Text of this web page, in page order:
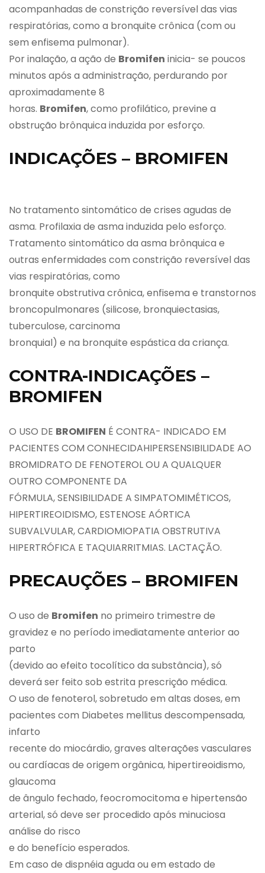
acompanhadas de constrição reversível das vias
respiratórias, como a bronquite crônica (com ou
sem enfisema pulmonar).
Por inalação, a ação de Bromifen inicia- se poucos
minutos após a administração, perdurando por
aproximadamente 8
horas. Bromifen, como profilático, previne a
obstrução brônquica induzida por esforço.
INDICAÇÕES – BROMIFEN
No tratamento sintomático de crises agudas de
asma. Profilaxia de asma induzida pelo esforço.
Tratamento sintomático da asma brônquica e
outras enfermidades com constrição reversível das
vias respiratórias, como
bronquite obstrutiva crônica, enfisema e transtornos
broncopulmonares (silicose, bronquiectasias,
tuberculose, carcinoma
bronquial) e na bronquite espástica da criança.
CONTRA-INDICAÇÕES –
BROMIFEN
O USO DE BROMIFEN É CONTRA- INDICADO EM
PACIENTES COM CONHECIDAHIPERSENSIBILIDADE AO
BROMIDRATO DE FENOTEROL OU A QUALQUER
OUTRO COMPONENTE DA
FÓRMULA, SENSIBILIDADE A SIMPATOMIMÉTICOS,
HIPERTIREOIDISMO, ESTENOSE AÓRTICA
SUBVALVULAR, CARDIOMIOPATIA OBSTRUTIVA
HIPERTRÓFICA E TAQUIARRITMIAS. LACTAÇÃO.
PRECAUÇÕES – BROMIFEN
O uso de Bromifen no primeiro trimestre de
gravidez e no período imediatamente anterior ao
parto
(devido ao efeito tocolítico da substância), só
deverá ser feito sob estrita prescrição médica.
O uso de fenoterol, sobretudo em altas doses, em
pacientes com Diabetes mellitus descompensada,
infarto
recente do miocárdio, graves alterações vasculares
ou cardíacas de origem orgânica, hipertireoidismo,
glaucoma
de ângulo fechado, feocromocitoma e hipertensão
arterial, só deve ser procedido após minuciosa
análise do risco
e do benefício esperados.
Em caso de dispnéia aguda ou em estado de